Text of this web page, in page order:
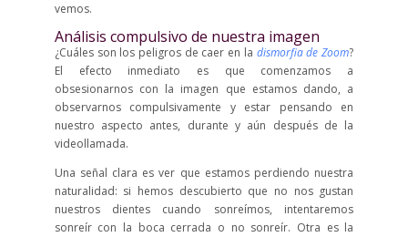
vemos.
Análisis compulsivo de nuestra imagen
¿Cuáles son los peligros de caer en la dismorfia de Zoom?
El efecto inmediato es que comenzamos a
obsesionarnos con la imagen que estamos dando, a
observarnos compulsivamente y estar pensando en
nuestro aspecto antes, durante y aún después de la
videollamada.
Una señal clara es ver que estamos perdiendo nuestra
naturalidad: si hemos descubierto que no nos gustan
nuestros dientes cuando sonreímos, intentaremos
sonreír con la boca cerrada o no sonreír. Otra es la